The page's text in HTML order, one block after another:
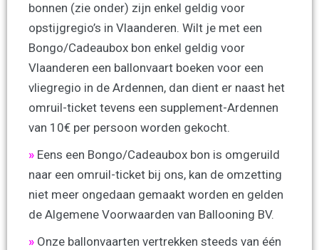
bonnen (zie onder) zijn enkel geldig voor
opstijgregio’s in Vlaanderen. Wilt je met een
Bongo/Cadeaubox bon enkel geldig voor
Vlaanderen een ballonvaart boeken voor een
vliegregio in de Ardennen, dan dient er naast het
omruil-ticket tevens een supplement-Ardennen
van 10€ per persoon worden gekocht.
» Eens een Bongo/Cadeaubox bon is omgeruild
naar een omruil-ticket bij ons, kan de omzetting
niet meer ongedaan gemaakt worden en gelden
de Algemene Voorwaarden van Ballooning BV.
» Onze ballonvaarten vertrekken steeds van één